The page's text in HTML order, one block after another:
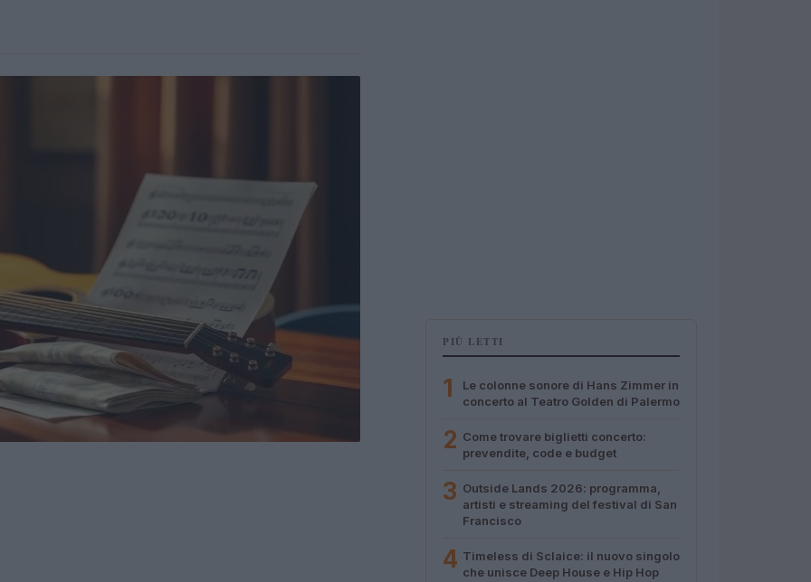
PIÙ LETTI
1
Le colonne sonore di Hans Zimmer in
concerto al Teatro Golden di Palermo
2 Come trovare biglietti concerto:
prevendite, code e budget
3 Outside Lands 2026: programma,
artisti e streaming del festival di San
Francisco
4 Timeless di Sclaice: il nuovo singolo
che unisce Deep House e Hip Hop